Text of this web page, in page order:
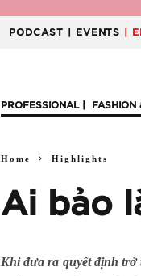
PODCAST | EVENTS |
PROFESSIONAL FASHION
Home Highlights
Ai bảo
Khi đưa ra quyết định trở